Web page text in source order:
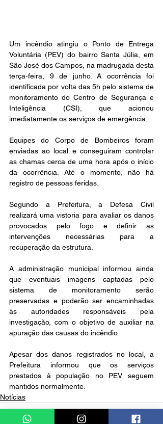
Um incêndio atingiu o Ponto de Entrega
Voluntária (PEV) do bairro Santa Júlia, em
São José dos Campos, na madrugada desta
terça-feira, 9 de junho. A ocorrência foi
identificada por volta das 5h pelo sistema de
monitoramento do Centro de Segurança e
Inteligência (CSI), que acionou
imediatamente os serviços de emergência.
Equipes do Corpo de Bombeiros foram
enviadas ao local e conseguiram controlar
as chamas cerca de uma hora após o início
da ocorrência. Até o momento, não há
registro de pessoas feridas.
Segundo a Prefeitura, a Defesa Civil
realizará uma vistoria para avaliar os danos
provocados pelo fogo e definir as
intervenções necessárias para a
recuperação da estrutura.
A administração municipal informou ainda
que eventuais imagens captadas pelo
sistema de monitoramento serão
preservadas e poderão ser encaminhadas
às autoridades responsáveis pela
investigação, com o objetivo de auxiliar na
apuração das causas do incêndio.
Apesar dos danos registrados no local, a
Prefeitura informou que os serviços
prestados à população no PEV seguem
mantidos normalmente.
Notícias